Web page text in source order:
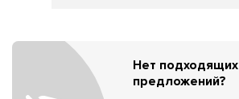
Нет подходящих
предложений?